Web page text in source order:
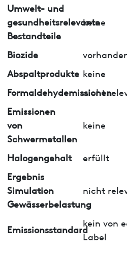
Umwelt- und
gesundheitsrelevante
Bestandteile
keine
Biozide
Abspaltprodukte keine
Formaldehydemissionen
nicht
Emissionen
von
Schwermetallen
keine
Halogengehalt
erfüllt
Ergebnis
Simulation
Gewässerbelastung
nicht
Emissionsstandard
kein von
Label